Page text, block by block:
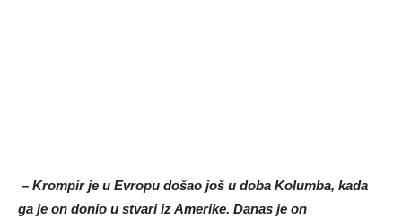
– Krompir je u Evropu došao još u doba Kolumba, kada
ga je on donio u stvari iz Amerike. Danas je on